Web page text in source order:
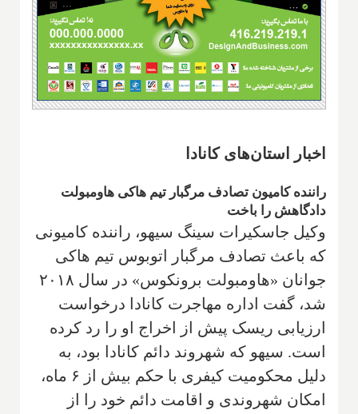
اخبار استان‌های کانادا
راننده کامیون تصادف مرگبار تیم هاکی هاومبولت
دادگاهش را باخت
وکیل جاسکیرات سینگ سیهو، راننده کامیونی
که باعث تصادف مرگبار اتوبوس تیم هاکی
جوانان «هاومبولت برونکوس» در سال ۲۰۱۸
شد، گفت اداره مهاجرت کانادا درخواست
ارزیابی ریسک پیش از اخراج او را رد کرده
است. سیهو که شهروند دائم کانادا بود، به
دلیل محکومیت کیفری با حکم بیش از ۶ ماه،
امکان شهروندی و اقامت دائم خود را از